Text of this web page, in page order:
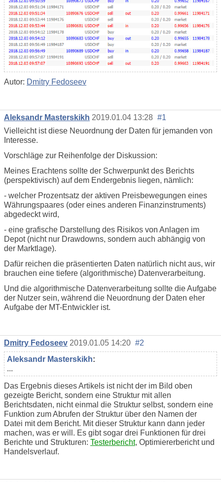
Autor: Dmitry Fedoseev
Aleksandr Masterskikh 2019.01.04 13:28 #1
Vielleicht ist diese Neuordnung der Daten für jemanden von
Interesse.
Vorschläge zur Reihenfolge der Diskussion:
Meines Erachtens sollte der Schwerpunkt des Berichts
(perspektivisch) auf dem Endergebnis liegen, nämlich:
- welcher Prozentsatz der aktiven Preisbewegungen eines
Währungspaares (oder eines anderen Finanzinstruments)
abgedeckt wird,
- eine grafische Darstellung des Risikos von Anlagen im
Depot (nicht nur Drawdowns, sondern auch abhängig von
der Marktlage).
Dafür reichen die präsentierten Daten natürlich nicht aus, wir
brauchen eine tiefere (algorithmische) Datenverarbeitung.
Und die algorithmische Datenverarbeitung sollte die Aufgabe
der Nutzer sein, während die Neuordnung der Daten eher
Aufgabe der MT-Entwickler ist.
Dmitry Fedoseev 2019.01.05 14:20 #2
Aleksandr Masterskikh:
...
Das Ergebnis dieses Artikels ist nicht der im Bild oben
gezeigte Bericht, sondern eine Struktur mit allen
Berichtsdaten, nicht einmal die Struktur selbst, sondern eine
Funktion zum Abrufen der Struktur über den Namen der
Datei mit dem Bericht. Mit dieser Struktur kann dann jeder
machen, was er will. Es gibt sogar drei Funktionen für drei
Berichte und Strukturen: Testerbericht, Optimiererbericht und
Handelsverlauf.